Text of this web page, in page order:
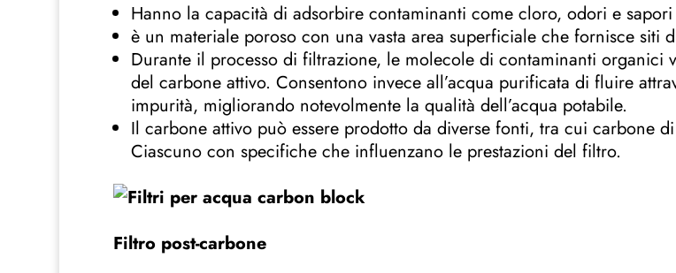
Hanno la capacità di adsorbire contaminanti come cloro, odori e sapori
è un materiale poroso con una vasta area superficiale che fornisce siti
Durante il processo di filtrazione, le molecole di contaminanti organici
del carbone attivo. Consentono invece all’acqua purificata di fluire
impurità, migliorando notevolmente la qualità dell’acqua potabile.
Il carbone attivo può essere prodotto da diverse fonti, tra cui carbone
Ciascuno con specifiche che influenzano le prestazioni del filtro.
Filtro post-carbone